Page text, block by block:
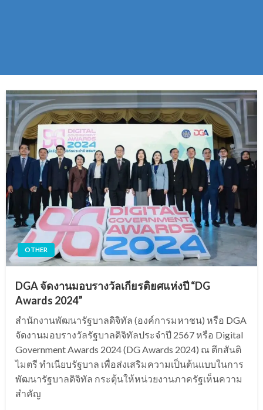
OTHER
DGA จัดงานมอบรางวัลเกียรติยศแห่งปี “DG
Awards 2024”
สำนักงานพัฒนารัฐบาลดิจิทัล (องค์การมหาชน) หรือ DGA
จัดงานมอบรางวัลรัฐบาลดิจิทัลประจำปี 2567 หรือ Digital
Government Awards 2024 (DG Awards 2024) ณ ตึกสันติ
ไมตรี ทำเนียบรัฐบาล เพื่อส่งเสริมความเป็นต้นแบบในการ
พัฒนารัฐบาลดิจิทัล กระตุ้นให้หน่วยงานภาครัฐเห็นความ
สำคัญ